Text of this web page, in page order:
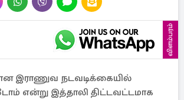
விளம்பரம்
இராணுவ நடவடிக்கையில்
என்று இத்தாலி திட்டவட்டமாக